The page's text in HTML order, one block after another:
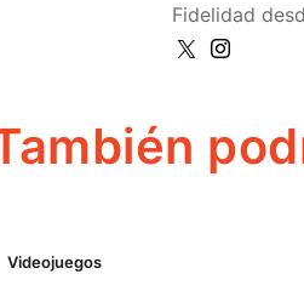
Fidelidad
Videojuegos